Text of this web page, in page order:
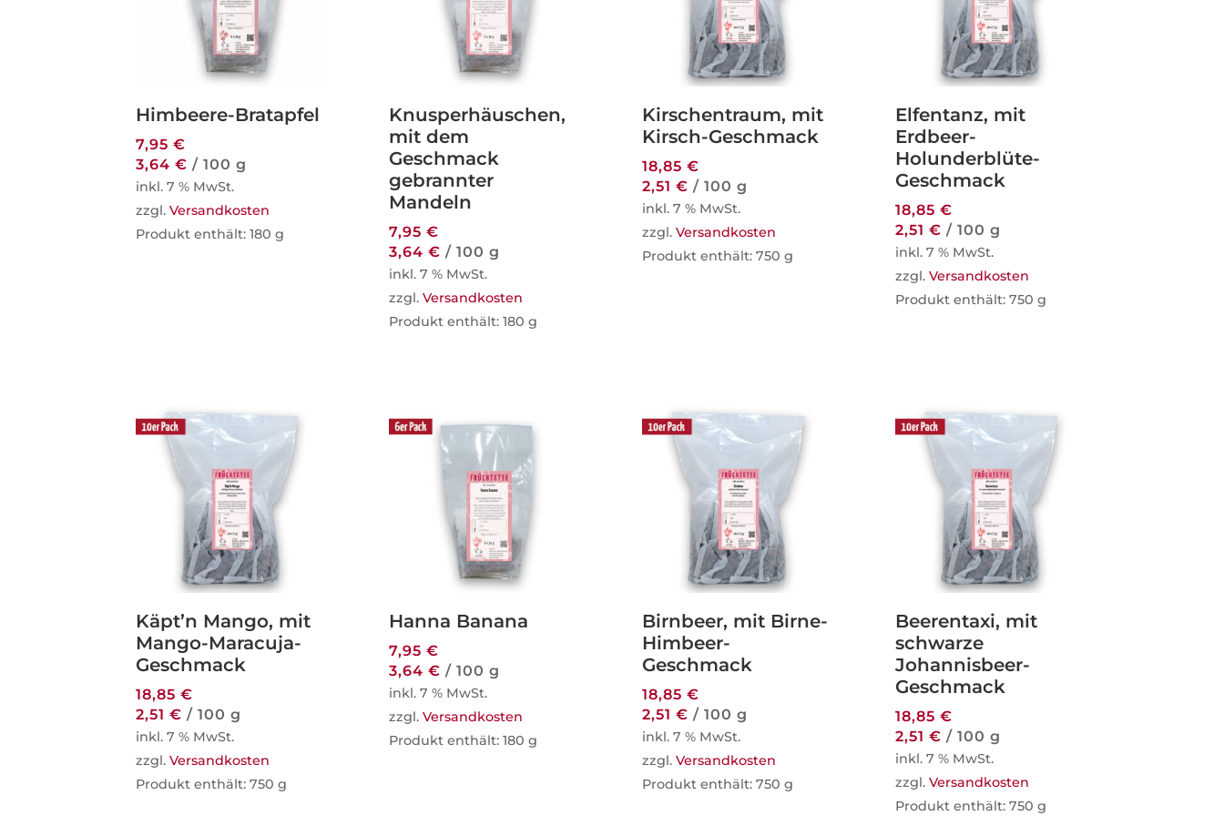
Himbeere-Bratapfel
7,95€
3,64€ /100 g
inkl. 7 % MwSt.
zzgl.Versandkosten
Produkt enthält: 180g
Knusperhäuschen,
mit dem
Geschmack
gebrannter
Mandeln
7,95€
3,64€ /100 g
inkl. 7 % MwSt.
zzgl.Versandkosten
Produkt enthält: 180g
Kirschentraum, mit
Kirsch-Geschmack
18,85€
2,51€ /100 g
inkl. 7 % MwSt.
zzgl.Versandkosten
Produkt enthält: 750g
Elfentanz, mit
Erdbeer-
Holunderblüte-
Geschmack
18,85€
2,51€ /100 g
inkl. 7 % MwSt.
zzgl.Versandkosten
Produkt enthält: 750g
Käpt’n Mango, mit
Mango-Maracuja-
Geschmack
18,85€
2,51€ /100 g
inkl. 7 % MwSt.
zzgl.Versandkosten
Produkt enthält: 750g
Hanna Banana
7,95€
3,64€ /100 g
inkl. 7 % MwSt.
zzgl.Versandkosten
Produkt enthält: 180g
Birnbeer, mit Birne-
Himbeer-
Geschmack
18,85€
2,51€ /100 g
inkl. 7 % MwSt.
zzgl.Versandkosten
Produkt enthält: 750g
Beerentaxi, mit
schwarze
Johannisbeer-
Geschmack
18,85€
2,51€ /100 g
inkl. 7 % MwSt.
zzgl.Versandkosten
Produkt enthält: 750g